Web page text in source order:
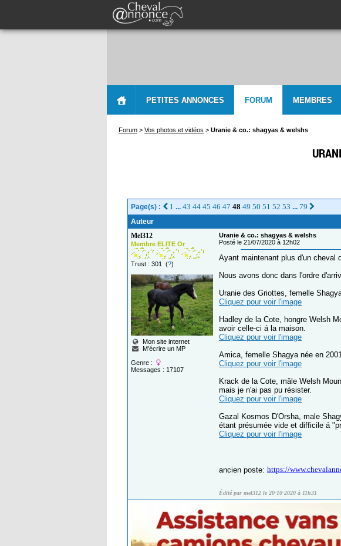
PETITES ANNONCES FORUM MEMBRES
Forum > Vos photos et vidéos > Uranie & co.: shagyas & welshs
Page(s) : 1 ... 43 44 45 46 47 48 49 50 51 52 53 ... 79
Auteur
Mel312
Membre ELITE Or
Trust : 301 (?)
Mon site internet
M'écrire un MP
Genre :
Messages : 17107
Uranie & co.: shagyas & welshs
Posté le 21/07/2020 à 12h02
Ayant maintenant plus d'un cheval
Nous avons donc dans l'ordre
Uranie des Griottes, femelle
Cliquez pour voir l'image
Hadley de la Cote, hongre Welsh
avoir celle-ci á la maison.
Cliquez pour voir l'image
Amica, femelle Shagya née en
Cliquez pour voir l'image
Krack de la Cote, mâle Welsh
mais je n'ai pas pu résister.
Cliquez pour voir l'image
Gazal Kosmos D'Orsha, male
étant présumée vide et difficile á
Cliquez pour voir l'image
ancien poste: https://
Édité par mel312 le 20-10-2020 à 11h31